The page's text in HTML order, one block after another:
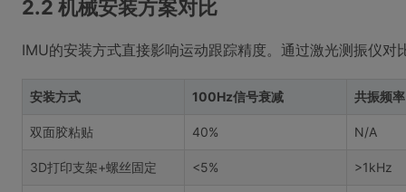
2.2 机械安装方案对比
IMU的安装方式直接影响运动跟踪精度。通过激光测振仪对
安装方式 100Hz信号衰减 共振频率
双面胶粘贴 40% N/A
3D打印支架+螺丝固定 <5% >1kHz